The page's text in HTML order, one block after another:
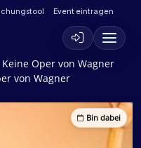
Event eintragen
Oper von Wagner
von Wagner
Bin dabei